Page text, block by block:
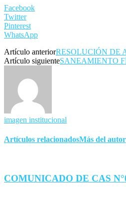
Facebook
Twitter
Pinterest
WhatsApp
Artículo anteriorRESOLUCIÓN DE
Artículo siguienteSANEAMIENTO
imagen institucional
Artículos relacionadosMás del autor
COMUNICADO DE CAS